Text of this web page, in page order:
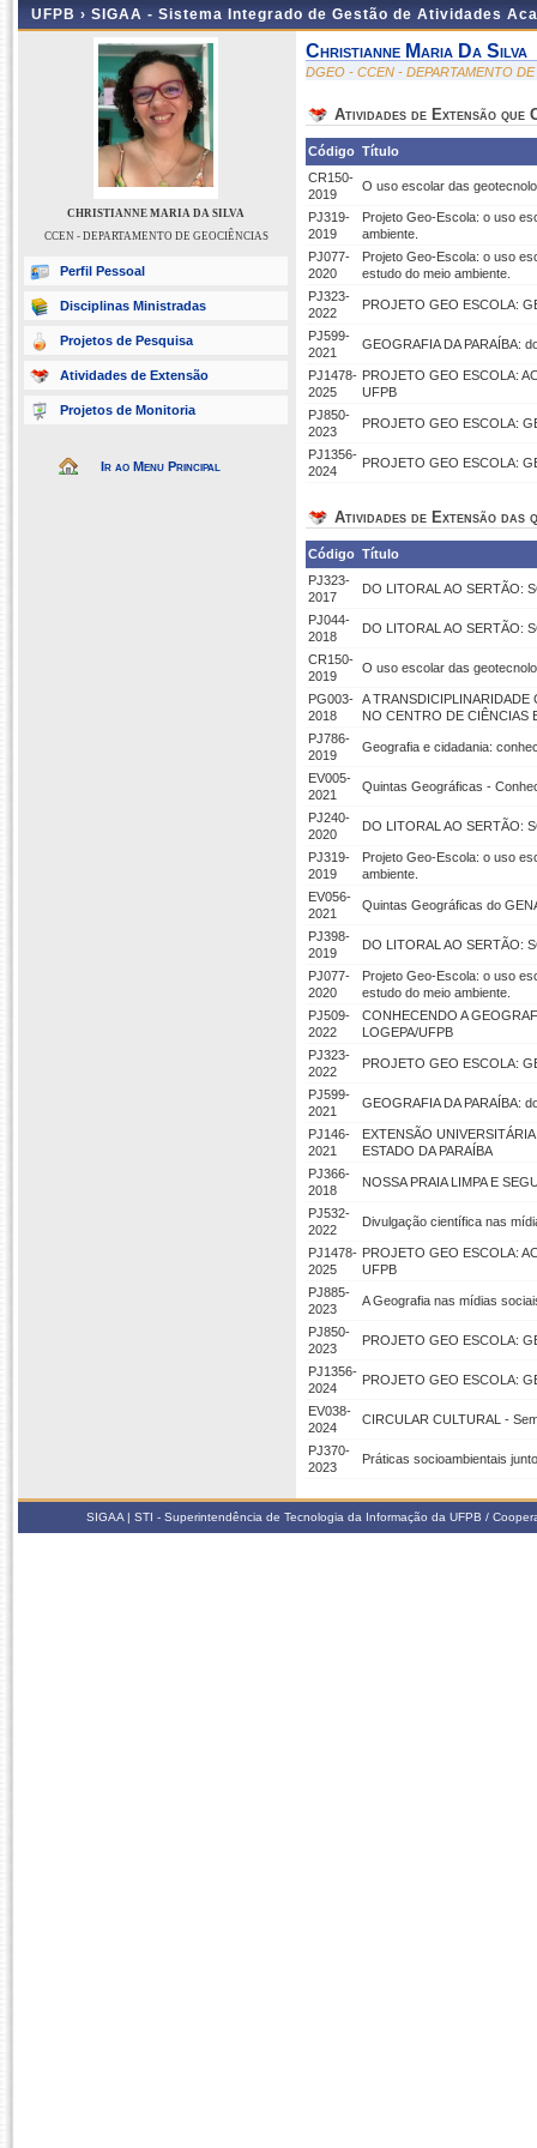
UFPB › SIGAA - Sistema Integrado de Gestão de Atividades
CHRISTIANNE MARIA DA SILVA
CCEN - DEPARTAMENTO DE GEOCIÊNCIAS
Perfil Pessoal
Disciplinas Ministradas
Projetos de Pesquisa
Atividades de Extensão
Projetos de Monitoria
Ir ao Menu Principal
Christianne Maria Da Silva
DGEO - CCEN - DEPARTAMENTO
Atividades de Extensão que
Código Título
CR150-
2019
O uso escolar das
PJ319-
2019
Projeto Geo-Escola: o uso
ambiente.
PJ077-
2020
Projeto Geo-Escola: o uso
estudo do meio ambiente.
PJ323-
2022
PROJETO GEO ESCOLA:
PJ599-
2021
GEOGRAFIA DA PARAÍBA:
PJ1478-
2025
PROJETO GEO ESCOLA:
UFPB
PJ850-
2023
PROJETO GEO ESCOLA:
PJ1356-
2024
PROJETO GEO ESCOLA:
Atividades de Extensão das
Código Título
PJ323-
2017
DO LITORAL AO SERTÃO:
PJ044-
2018
DO LITORAL AO SERTÃO:
CR150-
2019
O uso escolar das
PG003-
2018
A
NO CENTRO DE CIÊNCIAS
PJ786-
2019
Geografia e cidadania:
EV005-
2021
Quintas Geográficas -
PJ240-
2020
DO LITORAL AO SERTÃO:
PJ319-
2019
Projeto Geo-Escola: o uso
ambiente.
EV056-
2021
Quintas Geográficas do
PJ398-
2019
DO LITORAL AO SERTÃO:
PJ077-
2020
Projeto Geo-Escola: o uso
estudo do meio ambiente.
PJ509-
2022
CONHECENDO A
LOGEPA/UFPB
PJ323-
2022
PROJETO GEO ESCOLA:
PJ599-
2021
GEOGRAFIA DA PARAÍBA:
PJ146-
2021
EXTENSÃO
ESTADO DA PARAÍBA
PJ366-
2018
NOSSA PRAIA LIMPA E
PJ532-
2022
Divulgação científica nas
PJ1478-
2025
PROJETO GEO ESCOLA:
UFPB
PJ885-
2023
A Geografia nas mídias
PJ850-
2023
PROJETO GEO ESCOLA:
PJ1356-
2024
PROJETO GEO ESCOLA:
EV038-
2024
CIRCULAR CULTURAL -
PJ370-
2023
Práticas socioambientais
SIGAA | STI - Superintendência de Tecnologia da Informação da UFPB /